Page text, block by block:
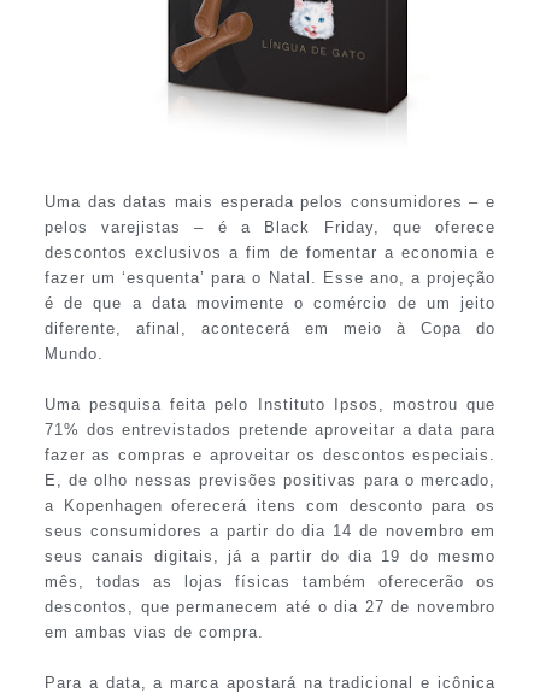
Uma das datas mais esperada pelos consumidores – e
pelos varejistas – é a Black Friday, que oferece
descontos exclusivos a fim de fomentar a economia e
fazer um ‘esquenta’ para o Natal. Esse ano, a projeção
é de que a data movimente o comércio de um jeito
diferente, afinal, acontecerá em meio à Copa do
Mundo.
Uma pesquisa feita pelo Instituto Ipsos, mostrou que
71% dos entrevistados pretende aproveitar a data para
fazer as compras e aproveitar os descontos especiais.
E, de olho nessas previsões positivas para o mercado,
a Kopenhagen oferecerá itens com desconto para os
seus consumidores a partir do dia 14 de novembro em
seus canais digitais, já a partir do dia 19 do mesmo
mês, todas as lojas físicas também oferecerão os
descontos, que permanecem até o dia 27 de novembro
em ambas vias de compra.
Para a data, a marca apostará na tradicional e icônica